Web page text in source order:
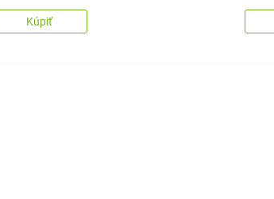
Kúpiť